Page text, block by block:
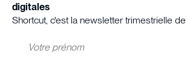
digitales
Shortcut, c'est la newsletter trimestrielle